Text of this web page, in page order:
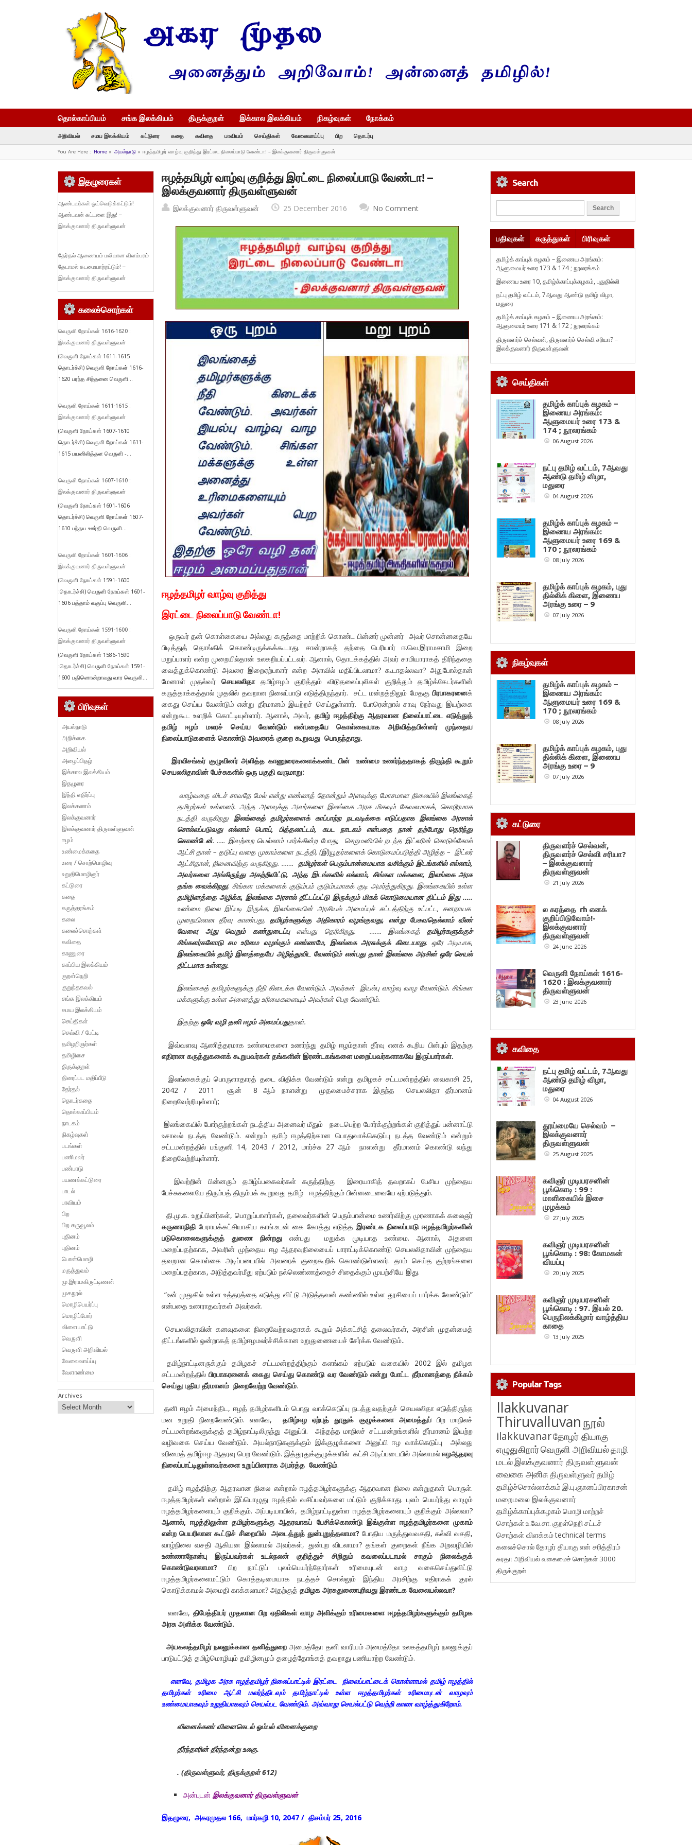
தொல்காப்பியம் சங்க இலக்கியம் திருக்குறள் இக்கால இலக்கியம் நிகழ்வுகள் நோக்கம்
அறிவியல் சமய இலக்கியம் கட்டுரை கதை கவிதை பாவியம் செய்திகள் வேலைவாய்ப்பு பிற தொடர்பு
You Are Here : Home» அயல்நாடு» ஈழத்தமிழர் வாழ்வு குறித்து இரட்டை நிலைப்பாடு வேண்டா! – இலக்குவனார் திருவள்ளுவன்
ஈழத்தமிழர் வாழ்வு குறித்து இரட்டை நிலைப்பாடு வேண்டா! –
இலக்குவனார் திருவள்ளுவன்
இலக்குவனார் திருவள்ளுவன் 25 December 2016 No Comment
ஈழத்தமிழர் வாழ்வு குறித்து
இரட்டை நிலைப்பாடு வேண்டா!
ஒருவர் தன் கொள்கையை அல்லது கருத்தை மாற்றிக் கொண்ட பின்னர் முன்னர் அவர் சொன்னதையே
பிடித்துத் தொங்கிக் கொண்டிருக்கக்கூடாது. சான்றாகத் தந்தை பெரியார் ஈ.வெ.இராமசாமி இறை
மறுப்பாளர் என்ற முறையில்தான் உலகறியப்பட்டவர். ஆனால், தொடக்கத்தில் அவர் சாமியாராகத் திரிந்ததை
வைத்துக்கொண்டு அவரை இறைஏற்பாளர் என்ற அளவில் மதிப்பிடலாமா? கூடாதல்லவா? அதுபோல்தான்
மேனாள் முதல்வர் செயலலிதாதமிழ்ஈழம் குறித்தும் விடுதலைப்புலிகள் குறித்தும் தமிழ்க்கேடர்களின்
கருத்தாக்கத்தால் முதலில் தவறான நிலைப்பாடு எடுத்திருந்தார். சட்ட மன்றத்திலும் மேதகுபிரபாகரனைக்
கைது செய்ய வேண்டும் என்று தீர்மானம் இயற்றச் செய்துள்ளார். போரென்றால் சாவு நேர்வது இயற்கை
என்றுகூட உளறிக் கொட்டியுள்ளார். ஆனால், அவர், தமிழ் ஈழத்திற்கு ஆதரவான நிலைப்பாட்டை எடுத்துத்
தமிழ் ஈழம் மலரச் செய்ய வேண்டும் என்பதையே கொள்கையாக அறிவித்தபின்னர் முந்தைய
நிலைப்பாடுகளைக் கொண்டு அவரைக் குறை கூறுவது பொருந்தாது.
இரவிசங்கர் குழுவினர் அளித்த காணுரைகளைக்கண்ட பின் உண்மை உணர்ந்ததாகத் திருந்தி கூறும்
செயலலிதாவின் பேச்சுகளில் ஒரு பகுதி வருமாறு:
வாழ்வதை விடச் சாவதே மேல் என்று எண்ணத் தோன்றும் அளவுக்கு மோசமான நிலையில் இலங்கைத்
தமிழர்கள் உள்ளனர். அந்த அளவுக்கு அவர்களை இலங்கை அரசு மிகவும் கேவலமாகக், கொடூரமாக
நடத்தி வருகிறது இலங்கைத் தமிழர்களைக் காப்பாற்ற நடவடிக்கை எடுப்பதாக இலங்கை அரசால்
சொல்லப்படுவது எல்லாம் பொய்,பித்தலாட்டம்,கபட நாடகம் என்பதை நான் தற்போது தெரிந்து
கொண்டேன். ….. இவற்றை யெல்லாம் பார்க்கின்ற போது, செருமனியில் நடந்த இட்லரின் கொடுங்கோல்
ஆட்சி தான்–தடுப்பு வதை முகாம்களை நடத்தி, (இ)யூதர்களைக் கொடுமைப்படுத்தி அழித்த– இட்லர்
ஆட்சிதான், நினைவிற்கு வருகிறது. ……. தமிழர்கள் பெரும்பான்மையாக வசிக்கும் இடங்களில் எல்லாம்,
அவர்களை அங்கிருந்து அகற்றிவிட்டு, அந்த இடங்களில் எல்லாம்,சிங்கள மக்களை, இலங்கை அரசு
தங்க வைக்கிறது; சிங்கள மக்களைக் குடும்பம் குடும்பமாகக் குடி அமர்த்துகிறது. இலங்கையில் உள்ள
தமிழினத்தை அழிக்க, இலங்கை அரசால் தீட்டப்பட்டு இருக்கும் மிகக் கொடுமையான திட்டம் இது …..
உண்மை நிலை இப்படி இருக்க, இலங்கையின் அரசியல் அமைப்புச் சட்டத்திற்கு உட்பட்ட,சனநாயக
முறையிலான தீர்வு காண்பது, தமிழர்களுக்கு அதிகாரம் வழங்குவது, என்று பேசுவதெல்லாம் வீண்
வேலை;அது வெறும் கண்துடைப்புஎன்பது தெரிகிறது. ……. இலங்கைத்தமிழர்களுக்குச்
சிங்களர்களோடு சம உரிமை வழங்கும் எண்ணமே, இலங்கை அரசுக்குக் கிடையாது. ஒரே அடியாக,
இலங்கையில் தமிழ் இனத்தையே அழித்துவிட வேண்டும் என்பது தான் இலங்கை அரசின் ஒரே செயல்
திட்டமாக உள்ளது.
இலங்கைத் தமிழர்களுக்கு நீதி கிடைக்க வேண்டும். அவர்கள் இயல்பு வாழ்வு வாழ வேண்டும். சிங்கள
மக்களுக்கு உள்ள அனைத்து உரிமைகளையும் அவர்கள் பெற வேண்டும்.
இதற்கு ஒரே வழி தனி ஈழம் அமைப்பதுதான்.
இவ்வளவு ஆணித்தரமாக உண்மைகளை உணர்ந்து தமிழ் ஈழம்தான் தீர்வு எனக் கூறிய பின்பும் இதற்கு
எதிரான கருத்துகளைக் கூறுபவர்கள் தங்களின் இரண்டகங்களை மறைப்பவர்களாகவே இருப்பார்கள்.
இலங்கைக்குப் பொருளாதாரத் தடை விதிக்க வேண்டும் என்று தமிழகச் சட்டமன்றத்தில் வைகாசி 25,
2042 / 2011 சூன் 8 ஆம் நாளன்று முதலமைச்சராக இருந்த செயலலிதா தீர்மானம்
நிறைவேற்றியுள்ளார்;
இலங்கையில் போர்குற்றங்கள் நடத்திய அனைவர் மீதும் நடைபெற்ற போர்க்குற்றங்கள் குறித்துப் பன்னாட்டு
உசாவல் நடத்த வேண்டும். என்றும் தமிழ் ஈழத்திற்கான பொதுவாக்கெடுப்பு நடத்த வேண்டும் என்றும்
சட்டமன்றத்தில் பங்குனி 14, 2043 / 2012, மார்ச்சு 27 ஆம் நாளன்று தீர்மானம் கொண்டு வந்து
நிறைவேற்றியுள்ளார்.
இவற்றின் பின்னரும் தமிழ்ப்பகைவர்கள் கருத்திற்கு இரையாகித் தவறாகப் பேசிய முந்தைய
பேச்சுகளையே திரும்பத் திரும்பக் கூறுவது தமிழ் ஈழத்திற்கும் பின்னடைவையே ஏற்படுத்தும்.
தி.மு.க. உறுப்பினர்கள், பொறுப்பாளர்கள், தலைவர்களின் பெரும்பான்மை உணர்விற்கு முரணாகக் கலைஞர்
கருணாநிதிபேராயக்கட்சியாகிய காங்.உடன் கை கோத்து எடுத்தஇரண்டக நிலைப்பாடு ஈழத்தமிழர்களின்
படுகொலைகளுக்குத் துணை நின்றதுஎன்பது மறுக்க முடியாத உண்மை. ஆனால், அதனை
மறைப்பதற்காக, அவரின் முந்தைய ஈழ ஆதரவுநிலையைப் பாராட்டிக்கொண்டு செயலலிதாவின் முந்தைய
தவறான கொள்கை அடிப்படையில் அவரைக் குறைகூறிக் கொண்டுள்ளனர். தாம் செய்த குற்றங்களை
மறைப்பதற்காக, அடுத்தவர்மீது ஏற்படும் நல்லெண்ணத்தைச் சிதைக்கும் முயற்சியே இது.
“உன் முதுகில் உள்ள உத்தரத்தை எடுத்து விட்டு அடுத்தவன் கண்ணில் உள்ள தூசியைப் பார்க்க வேண்டும்”
என்பதை உணராதவர்கள் அவர்கள்.
செயலலிதாவின் கனவுகளை நிறைவேற்றவதாகக் கூறும் அக்கட்சித் தலைவர்கள், அரசின் முதன்மைத்
திட்டங்களில் ஒன்றாகத் தமிழ்ஈழமலர்ச்சிக்கான உறுதுணையைச் சேர்க்க வேண்டும்..
தமிழ்நாட்டினருக்கும் தமிழகச் சட்டமன்றத்திற்கும் களங்கம் ஏற்படும் வகையில் 2002 இல் தமிழக
சட்டமன்றத்தில்பிரபாகரனைக் கைது செய்து கொண்டு வர வேண்டும் என்று போட்ட தீர்மானத்தை நீக்கம்
செய்து புதிய தீர்மானம் நிறைவேற்ற வேண்டும்.
தனி ஈழம் அமைந்திட, ஈழத் தமிழர்களிடம் பொது வாக்கெடுப்பு நடத்துவதற்குச் செயலலிதா எடுத்திருந்த
மன உறுதி நிறைவேண்டும். எனவே, தமிழ்ஈழ ஏற்புத் தூதுக் குழுக்களை அமைத்துப்பிற மாநிலச்
சட்டமன்றங்களுக்குத் தமிழ்நாட்டிலிருந்து அனுப்பி. அந்தந்த மாநிலச் சட்டமன்றங்களில் தீர்மானம் இயற்ற
வழிவகை செய்ய வேண்டும். அயல்நாடுகளுக்கும் இக்குழுக்களை அனுப்பி ஈழ வாக்கெடுப்பு அல்லது
உரிமைத் தமிழ்ஈழ ஆதரவு பெற வேண்டும். இத்தூதுக்குழுக்களில் கட்சி அடிப்படையில் அல்லாமல்ஈழஆதரவு
நிலைப்பாட்டிலுள்ளவர்களை உறுப்பினராக அமர்த்த வேண்டும்.
தமிழ் ஈழத்திற்கு ஆதரவான நிலை என்றால் ஈழத்தமிழர்களுக்கு ஆதரவான நிலை என்றுதான் பொருள்.
ஈழத்தமிழர்கள் என்றால் இப்பொழுது ஈழத்தில் வசிப்பவர்களை மட்டும் குறிக்காது. புலம் பெயர்ந்து வாழும்
ஈழத்தமிழர்களையும் குறிக்கும். அப்படியாயின், தமிழ்நாட்டிலுள்ள ஈழத்தமிழர்களையும் குறிக்கும் அல்லவா?
ஆனால், ஈழத்திலுள்ள தமிழர்களுக்கு ஆதரவாகப் பேசிக்கொண்டு இங்குள்ள ஈழத்தமிழர்களை முகாம்
என்ற பெயரிலான கூட்டுச் சி்றையில் அடைத்துத் துன்புறுத்தலாமா? போதிய மருத்துவவசதி, கல்வி வசதி,
வாழ்நிலை வசதி ஆகியன இல்லாமல் அவர்கள், துன்புற விடலாமா? தங்கள் குறைகள் நீங்க அறவழியில்
உண்ணாநோன்பு இருப்பவர்கள் உடல்நலன் குறித்துச் சிறிதும் கவலைப்படாமல் சாகும் நிலைக்குக்
கொண்டுவரலாமா? பிற நாட்டுப் புலம்பெயர்ந்தோர்கள் உரிமையுடன் வாழ வகைசெய்துவிட்டு
ஈழத்தமிழர்களைமட்டும் கொத்தடிமையாக நடத்தச் சொல்லும் இந்திய அரசிற்கு எதிராகக் குரல்
கொடுக்காமல் அமைதி காக்கலாமா? அதற்குத் தமிழக அரசுதுணைபுரிவது இரண்டக வேலையல்லவா?
எனவே, திபேத்தியர் முதலான பிற ஏதிலிகள் வாழ அளிக்கும் உரிமைகளை ஈழத்தமிழர்களுக்கும் தமிழக
அரசு அளிக்க வேண்டும்.
அயகலத்தமிழர் நலனுக்கான தனித்துறைஅமைத்தோ தனி வாரியம் அமைத்தோ உலகத்தமிழர் நலனுக்குப்
பாடுபட்டுத் தமிழ்மொழியும் தமிழினமும் தழைத்தோங்கத் தவறாது பணியாற்ற வேண்டும்.
எனவே, தமிழக அரசு ஈழத்தமிழர் நிலைப்பாட்டில் இரட்டை நிலைப்பாட்டைக் கொள்ளாமல் தமிழ் ஈழத்தில்
தமிழர்கள் உரிமை ஆட்சி மலர்ந்திடவும் தமிழ்நாட்டில் உள்ள ஈழத்தமிழர்கள் உரிமையுடன் வாழவும்
உண்மையாகவும் உறுதியாகவும் செயல்பட வேண்டும். அவ்வாறு செயல்பட்டு வெற்றி காண வாழ்த்துகிறோம்.
வினைக்கண் வினைகெடல் ஓம்பல் வினைக்குறை
தீர்ந்தாரின் தீர்ந்தன்று உலகு.
. (திருவள்ளுவர், திருக்குறள்612)
அன்புடன் இலக்குவனார் திருவள்ளுவன்
இதழுரை, அகரமுதல 166, மார்கழி 10, 2047 / திசம்பர் 25, 2016
இதழுரைகள்
ஆண்டவர்கள் ஓய்வெடுக்கட்டும்!
ஆண்டவன் கட்டளை இது! –
இலக்குவனார் திருவள்ளுவன்
தேர்தல் ஆணையம் மலிவான விளம்பரம்
தேடாமல் கடமையாற்றட்டும்! –
இலக்குவனார் திருவள்ளுவன்
கலைச்சொற்கள்
வெருளி நோய்கள் 1616-1620 :
இலக்குவனார் திருவள்ளுவன்
(வெருளி நோய்கள் 1611-1615
தொடர்ச்சி) வெருளி நோய்கள் 1616-
1620 பரந்த சிந்தனை வெருளி...
வெருளி நோய்கள் 1611-1615 :
இலக்குவனார் திருவள்ளுவன்
(வெருளி நோய்கள் 1607-1610
தொடர்ச்சி) வெருளி நோய்கள் 1611-
1615 பயனிலித்தள வெருளி -...
வெருளி நோய்கள் 1607-1610 :
இலக்குவனார் திருவள்ளுவன்
(வெருளி நோய்கள் 1601-1606
தொடர்ச்சி) வெருளி நோய்கள் 1607-
1610 பந்தய ஊர்தி வெருளி...
வெருளி நோய்கள் 1601-1606 :
இலக்குவனார் திருவள்ளுவன்
(வெருளி நோய்கள் 1591-1600
:தொடர்ச்சி) வெருளி நோய்கள் 1601-
1606 பத்தாம் வகுப்பு வெருளி...
வெருளி நோய்கள் 1591-1600 :
இலக்குவனார் திருவள்ளுவன்
(வெருளி நோய்கள் 1586-1590
:தொடர்ச்சி) வெருளி நோய்கள் 1591-
1600 பதினொன்றாவது வார வெருளி...
பிரிவுகள்
அயல்நாடு
அறிக்கை
அறிவியல்
அழைப்பிதழ்
இக்கால இலக்கியம்
இதழுரை
இந்தி எதிர்ப்பு
இலக்கணம்
இலக்குவனார்
இலக்குவனார் திருவள்ளுவன்
ஈழம்
உண்மைக்கதை
உரை / சொற்பொழிவு
உறுதிமொழிஞர்
கட்டுரை
கதை
கருத்தரங்கம்
கலை
கலைச்சொற்கள்
கவிதை
காணுரை
காப்பிய இலக்கியம்
குறள்நெறி
குறுந்தகவல்
சங்க இலக்கியம்
சமய இலக்கியம்
செய்திகள்
செவ்வி / பேட்டி
தமிழறிஞர்கள்
தமிழிசை
திருக்குறள்
திரைப்பட மதிப்பீடு
தேர்தல்
தொடர்கதை
தொல்காப்பியம்
நாடகம்
நிகழ்வுகள்
படங்கள்
பணிமலர்
பண்பாடு
பயணக்கட்டுரை
பாடல்
பாவியம்
பிற
பிற கருவூலம்
புதினம்
புதினம்
பொன்மொழி
மருத்துவம்
மு.இராமகிருட்டிணன்
முகநூல்
மொழிபெயர்ப்பு
மொழிப்போர்
விளையாட்டு
வெருளி
வெருளி அறிவியல்
வேலைவாய்ப்பு
வேளாண்மை
Archives
Search
பதிவுகள் கருத்துகள் பிரிவுகள்
தமிழ்க் காப்புக் கழகம் – இணைய அரங்கம்:
ஆளுமையர் உரை 173 & 174 ; நூலரங்கம்
இணைய உரை 10, தமிழ்க்காப்புக்கழகம், புதுதில்லி
நட்பு தமிழ் வட்டம், 7ஆவது ஆண்டு தமிழ் விழா,
மதுரை
தமிழ்க் காப்புக் கழகம் – இணைய அரங்கம்:
ஆளுமையர் உரை 171 & 172 ; நூலரங்கம்
திருவளர்ச் செல்வன், திருவளர்ச் செல்வி சரியா? –
இலக்குவனார் திருவள்ளுவன்
செய்திகள்
தமிழ்க் காப்புக் கழகம் –
இணைய அரங்கம்:
ஆளுமையர் உரை 173 &
174 ; நூலரங்கம்
06 August 2026
நட்பு தமிழ் வட்டம், 7ஆவது
ஆண்டு தமிழ் விழா,
மதுரை
04 August 2026
தமிழ்க் காப்புக் கழகம் –
இணைய அரங்கம்:
ஆளுமையர் உரை 169 &
170 ; நூலரங்கம்
08 July 2026
தமிழ்க் காப்புக் கழகம், புது
தில்லிக் கிளை, இணைய
அரங்கு உரை – 9
07 July 2026
நிகழ்வுகள்
தமிழ்க் காப்புக் கழகம் –
இணைய அரங்கம்:
ஆளுமையர் உரை 169 &
170 ; நூலரங்கம்
08 July 2026
தமிழ்க் காப்புக் கழகம், புது
தில்லிக் கிளை, இணைய
அரங்கு உரை – 9
07 July 2026
கட்டுரை
திருவளர்ச் செல்வன்,
திருவளர்ச் செல்வி சரியா?
– இலக்குவனார்
திருவள்ளுவன்
21 July 2026
ல கரத்தை rh எனக்
குறிப்பிடுவோம்!-
இலக்குவனார்
திருவள்ளுவன்
24 June 2026
வெருளி நோய்கள் 1616-
1620 : இலக்குவனார்
திருவள்ளுவன்
23 June 2026
கவிதை
நட்பு தமிழ் வட்டம், 7ஆவது
ஆண்டு தமிழ் விழா,
மதுரை
04 August 2026
தூய்மையே செல்வம் –
இலக்குவனார்
திருவள்ளுவன்
25 August 2025
கவிஞர் முடியரசனின்
பூங்கொடி : 99 :
மாளிகையில் இசை
முழக்கம்
27 July 2025
கவிஞர் முடியரசனின்
பூங்கொடி : 98: கோமகன்
வியப்பு
20 July 2025
கவிஞர் முடியரசனின்
பூங்கொடி : 97. இயல் 20.
பெருநிலக்கிழார் வாழ்த்திய
காதை
13 July 2025
Popular Tags
Ilakkuvanar
Thiruvalluvanநூல்
ilakkuvanarதோழர் தியாகு
எழுதுகிறார்வெருளி அறிவியல்தாழி
மடல்இலக்குவனார் திருவள்ளுவன்
வைகை அனிசுதிருவள்ளுவர்தமிழ்
தமிழ்ச்சொல்லாக்கம் இ.பு.ஞானப்பிரகாசன்
மறைமலை இலக்குவனார்
தமிழ்க்காப்புக்கழகம் மொழி மாற்றச்
சொற்கள்உ.வே.சா. குறள்நெறி சட்டச்
சொற்கள் விளக்கம்technical terms
கலைச்சொல்தோழர் தியாகுஎன் சரித்திரம்
சுரதாஅறிவியல் வகைமைச் சொற்கள் 3000
திருக்குறள்